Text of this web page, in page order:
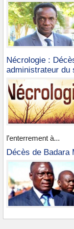
Nécrologie :
administrateur du
l’enterrement à...
Décès de Badara